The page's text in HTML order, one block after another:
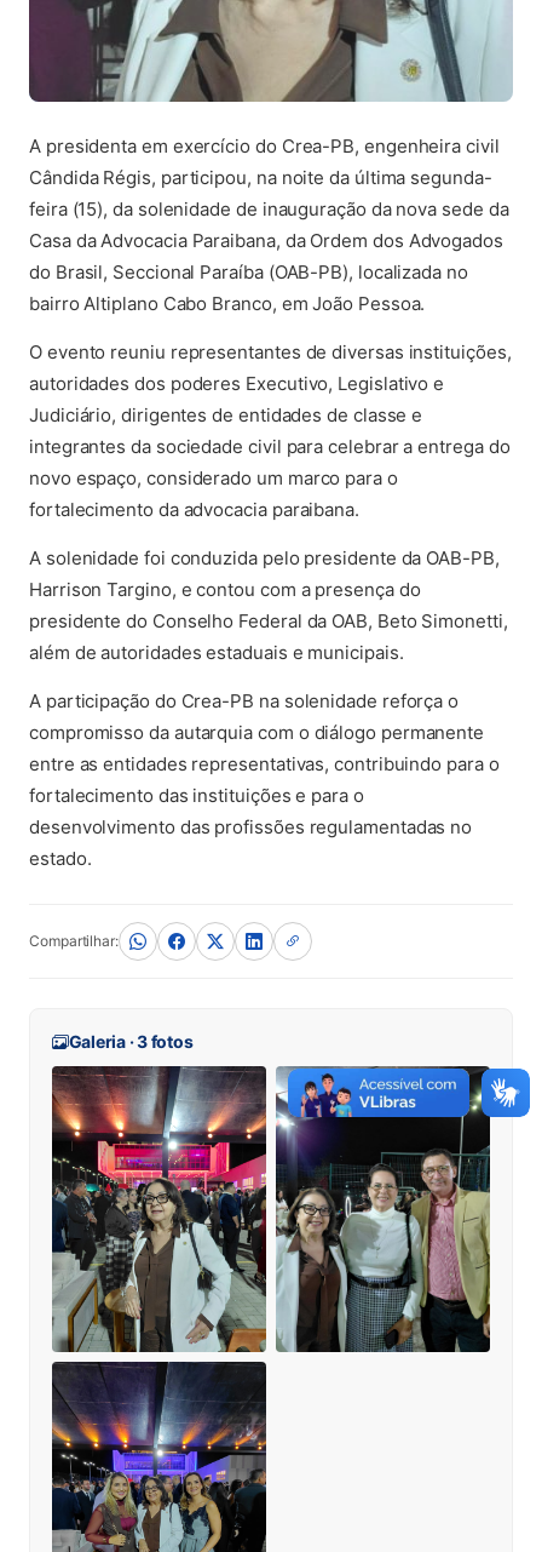
A presidenta em exercício do Crea-PB, engenheira civil
Cândida Régis, participou, na noite da última segunda-
feira (15), da solenidade de inauguração da nova sede da
Casa da Advocacia Paraibana, da Ordem dos Advogados
do Brasil, Seccional Paraíba (OAB-PB), localizada no
bairro Altiplano Cabo Branco, em João Pessoa.
O evento reuniu representantes de diversas instituições,
autoridades dos poderes Executivo, Legislativo e
Judiciário, dirigentes de entidades de classe e
integrantes da sociedade civil para celebrar a entrega do
novo espaço, considerado um marco para o
fortalecimento da advocacia paraibana.
A solenidade foi conduzida pelo presidente da OAB-PB,
Harrison Targino, e contou com a presença do
presidente do Conselho Federal da OAB, Beto Simonetti,
além de autoridades estaduais e municipais.
A participação do Crea-PB na solenidade reforça o
compromisso da autarquia com o diálogo permanente
entre as entidades representativas, contribuindo para o
fortalecimento das instituições e para o
desenvolvimento das profissões regulamentadas no
estado.
Compartilhar:
Galeria · 3 fotos